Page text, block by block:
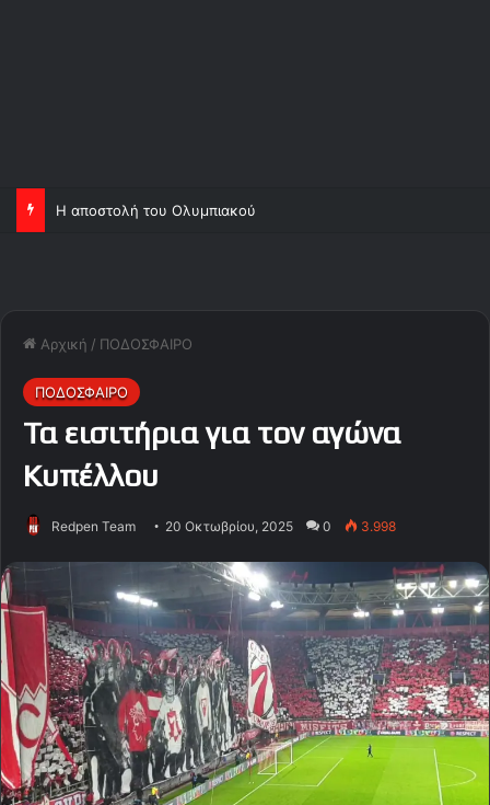
Ορτέγκα και Σα, ανεβάζουν κι άλλο τον Ολυμπιακό!
Αρχική / ΠΟΔΟΣΦΑΙΡΟ
ΠΟΔΟΣΦΑΙΡΟ
Τα εισιτήρια για τον αγώνα
Κυπέλλου
Redpen Team 20 Οκτωβρίου, 2025 0 3.998